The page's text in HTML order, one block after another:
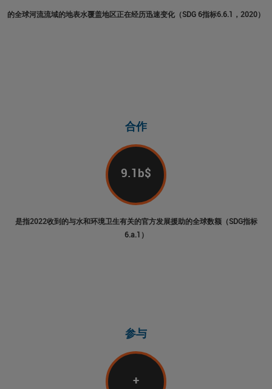
的全球河流流域的地表水覆盖地区正在经历迅速变化（SDG 6指标6.6.1，2020）
合作
9.1b$
是指2022收到的与水和环境卫生有关的官方发展援助的全球数额（SDG指标
6.a.1）
参与
+